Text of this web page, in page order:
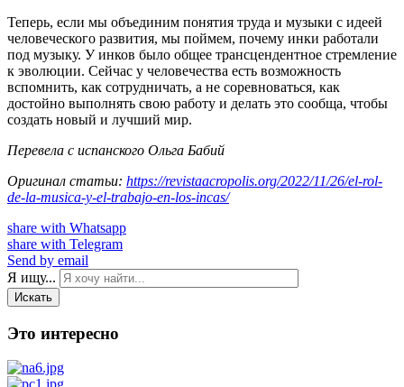
Теперь, если мы объединим понятия труда и музыки с идеей
человеческого развития, мы поймем, почему инки работали
под музыку. У инков было общее трансцендентное стремление
к эволюции. Сейчас у человечества есть возможность
вспомнить, как сотрудничать, а не соревноваться, как
достойно выполнять свою работу и делать это сообща, чтобы
создать новый и лучший мир.
Перевела с испанского Ольга Бабий
Оригинал статьи: https://revistaacropolis.org/2022/11/26/el-rol-
de-la-musica-y-el-trabajo-en-los-incas/
share with Whatsapp
share with Telegram
Send by email
Я ищу...
Искать
Это интересно